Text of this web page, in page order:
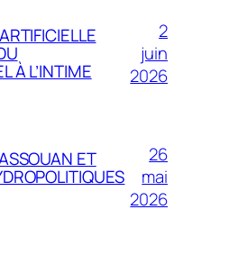
À L’INTIME
2
juin
2026
ET
26
mai
2026